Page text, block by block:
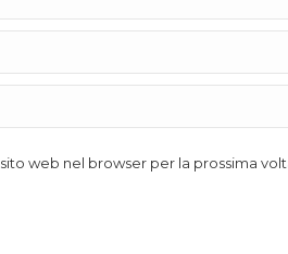
web nel browser per la prossima